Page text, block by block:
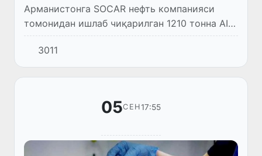
Арманистонга SOCAR нефть компанияси
томонидан ишлаб чиқарилган 1210 тонна AI-
95 бензини 22 та темир йўл вагонларида
жўнатилди.
3011
05СЕН17:55